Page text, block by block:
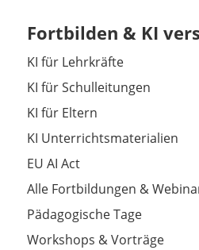
Fortbilden & KI
KI für Lehrkräfte
KI für Schulleitungen
KI für Eltern
KI Unterrichtsmaterialien
EU AI Act
Alle Fortbildungen &
Pädagogische Tage
Workshops & Vorträge